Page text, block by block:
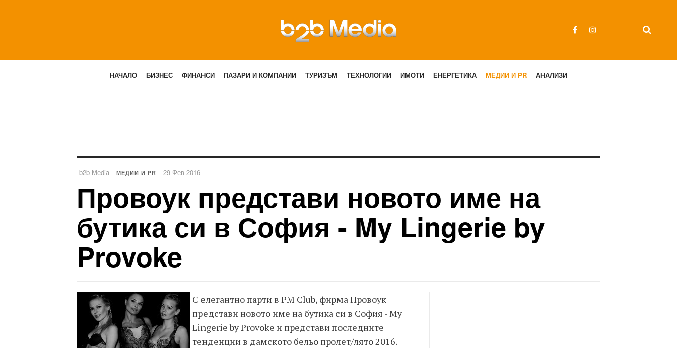
НАЧАЛО БИЗНЕС ФИНАНСИ ПАЗАРИ И КОМПАНИИ ТУРИЗЪМ ТЕХНОЛОГИИ ИМОТИ ЕНЕРГЕТИКА МЕДИИ И PR АНАЛИЗИ
b2b Media МЕДИИ И PR 29 Фев 2016
Провоук представи новото име на
бутика си в София - My Lingerie by
Provoke
С елегантно парти в PM Club, фирма Провоук
представи новото име на бутика си в София - My
Lingerie by Provoke и представи последните
тенденции в дамското бельо пролет/лято 2016.